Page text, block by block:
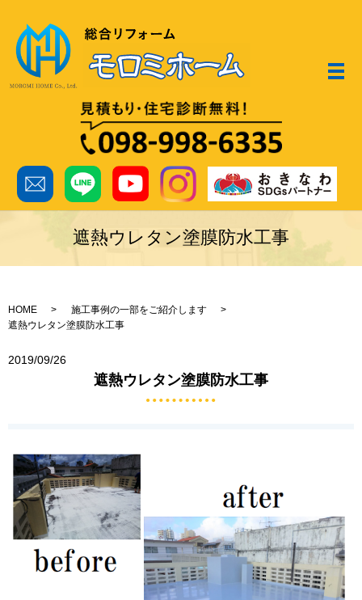
メ
遮熱ウレタン塗膜防水工事
HOME
施工事例の一部をご紹介します
遮熱ウレタン塗膜防水工事
2019/09/26
遮熱ウレタン塗膜防水工事